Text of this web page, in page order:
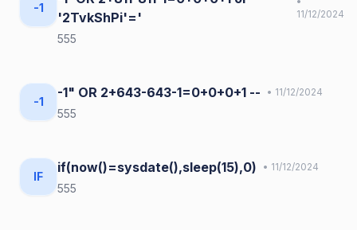
-1
'2TvkShPi'='
11/12/2024
555
-1
-1" OR 2+643-643-1=0+0+0+1 -- • 11/12/2024
555
IF
if(now()=sysdate(),sleep(15),0) • 11/12/2024
555